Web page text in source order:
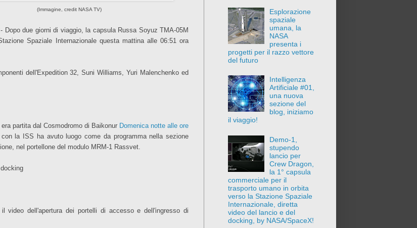
(Immagine, credit NASA TV)
Dopo due giorni di viaggio, la capsula Russa Soyuz TMA-05M
Spaziale Internazionale questa mattina alle 06:51 ora
dell'Expedition 32, Suni Williams, Yuri Malenchenko ed
partita dal Cosmodromo di Baikonur Domenica notte alle ore
con la ISS ha avuto luogo come da programma nella sezione
nel portellone del modulo MRM-1 Rassvet.
il video dell'apertura dei portelli di accesso e dell'ingresso di
Esplorazione
spaziale
umana, la
NASA
presenta i
progetti per il razzo vettore
del futuro
Intelligenza
Artificiale #01,
una nuova
sezione del
blog, iniziamo
il viaggio!
Demo-1,
stupendo
lancio per
Crew Dragon,
la 1° capsula
commerciale per il
trasporto umano in orbita
verso la Stazione Spaziale
Internazionale, diretta
video del lancio e del
docking, by NASA/SpaceX!